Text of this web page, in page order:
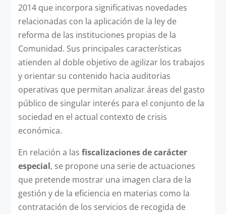
2014 que incorpora significativas novedades
relacionadas con la aplicación de la ley de
reforma de las instituciones propias de la
Comunidad. Sus principales características
atienden al doble objetivo de agilizar los trabajos
y orientar su contenido hacia auditorias
operativas que permitan analizar áreas del gasto
público de singular interés para el conjunto de la
sociedad en el actual contexto de crisis
económica.
En relación a las fiscalizaciones de carácter
especial, se propone una serie de actuaciones
que pretende mostrar una imagen clara de la
gestión y de la eficiencia en materias como la
contratación de los servicios de recogida de